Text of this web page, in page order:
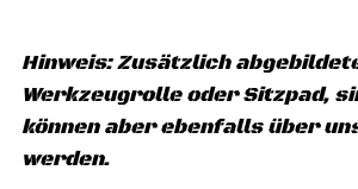
Hinweis: Zusätzlich
Werkzeugrolle oder Sitzpad,
können aber ebenfalls über
werden.